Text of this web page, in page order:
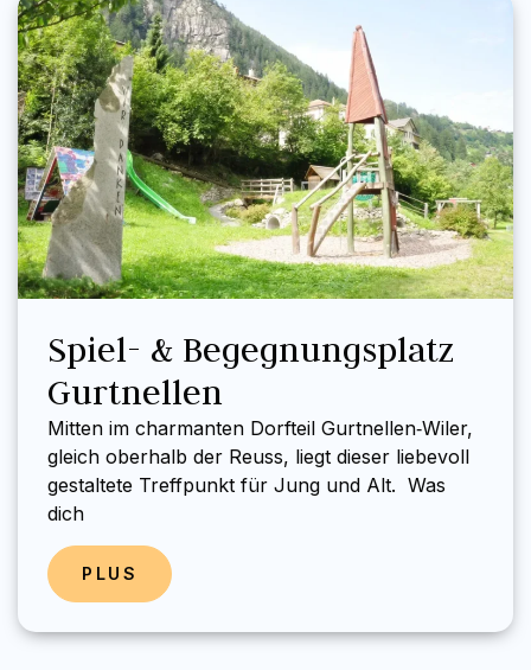
Spiel- & Begegnungsplatz
Gurtnellen
Mitten im charmanten Dorfteil Gurtnellen‑Wiler,
gleich oberhalb der Reuss, liegt dieser liebevoll
gestaltete Treffpunkt für Jung und Alt. Was
dich
PLUS